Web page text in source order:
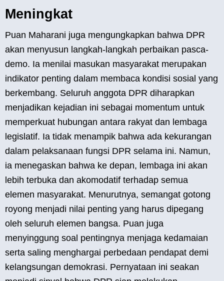
Meningkat
Puan Maharani juga mengungkapkan bahwa DPR
akan menyusun langkah-langkah perbaikan pasca-
demo. Ia menilai masukan masyarakat merupakan
indikator penting dalam membaca kondisi sosial yang
berkembang. Seluruh anggota DPR diharapkan
menjadikan kejadian ini sebagai momentum untuk
memperkuat hubungan antara rakyat dan lembaga
legislatif. Ia tidak menampik bahwa ada kekurangan
dalam pelaksanaan fungsi DPR selama ini. Namun,
ia menegaskan bahwa ke depan, lembaga ini akan
lebih terbuka dan akomodatif terhadap semua
elemen masyarakat. Menurutnya, semangat gotong
royong menjadi nilai penting yang harus dipegang
oleh seluruh elemen bangsa. Puan juga
menyinggung soal pentingnya menjaga kedamaian
serta saling menghargai perbedaan pendapat demi
kelangsungan demokrasi. Pernyataan ini seakan